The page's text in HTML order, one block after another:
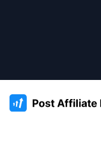
:site.title